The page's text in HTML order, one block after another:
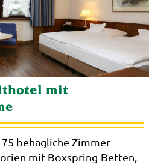
mit
behagliche Zimmer
mit Boxspring-Betten,